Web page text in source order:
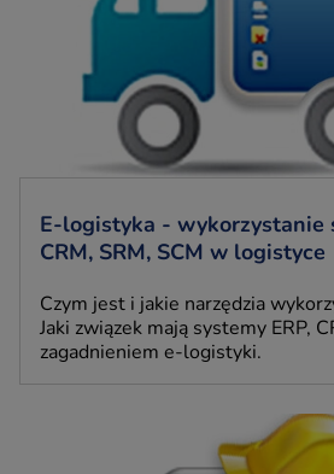
E-logistyka - wykorzystanie
CRM, SRM, SCM w logistyce
Czym jest i jakie narzędzia
Jaki związek mają systemy ERP,
zagadnieniem e-logistyki.